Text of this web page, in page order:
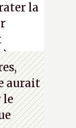
la
tous
aurait
le